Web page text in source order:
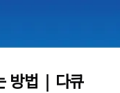
방법｜다큐